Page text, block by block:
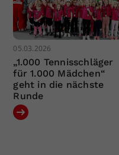
05.03.2026
„1.000 Tennisschläger
für 1.000 Mädchen“
geht in die nächste
Runde